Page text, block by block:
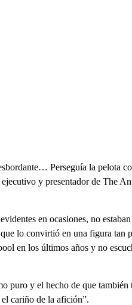
Perseguía la pelota
y presentador de The
en ocasiones, no
lo convirtió en una figura tan
en los últimos años y no
puro y el hecho de que
cariño de la afición”.